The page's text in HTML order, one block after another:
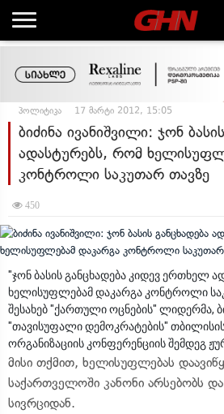
პოლიტიკა 17 მარტი 2012, 15:05
ბიძინა ივანიშვილი: ჯონ
ადასტურებს, რომ
კონტროლი საკუთარ თავზე
450
"ჯონ ბასის განცხადება კიდევ ერთხელ
ხელისუფლებამ დაკარგა კონტროლი
შესახებ "ქართული ოცნების" ლიდერმა,
"თავისუფალი დემოკრატების"
ორგანიზაციის კონფერენციის შემდეგ
მისი თქმით, ხელისუფლებას
საქართველოში კანონი არსებობს და
სივრციდან.